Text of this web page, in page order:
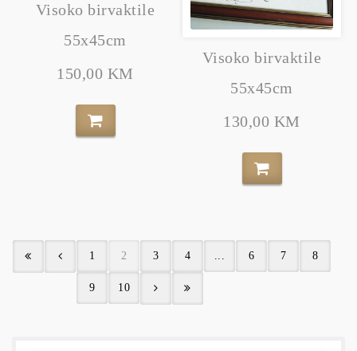
Visoko birvaktile
55x45cm
150,00 KM
Visoko birvaktile
55x45cm
130,00 KM
1 2 3 4 6 7 8
9 10